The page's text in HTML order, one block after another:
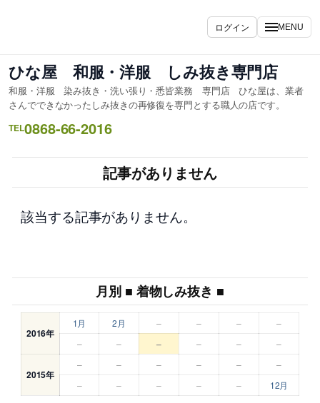
キ
ッ
プ
ログイン MENU
ひな屋 和服・洋服 しみ抜き専門店
和服・洋服 染み抜き・洗い張り・悉皆業務 専門店 ひな屋は、業者
さんでできなかったしみ抜きの再修復を専門とする職人の店です。
TEL0868-66-2016
記事がありません
該当する記事がありません。
月別 ■ 着物しみ抜き ■
2016年
1月 2月 – – –
–
–
– – – – –
2015年
– – – – –
–
–
– – – – 12月